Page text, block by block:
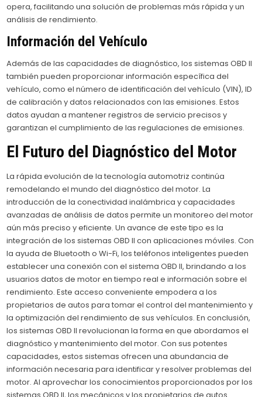
opera, facilitando una solución de problemas más rápida y un
análisis de rendimiento.
Información del Vehículo
Además de las capacidades de diagnóstico, los sistemas OBD II
también pueden proporcionar información específica del
vehículo, como el número de identificación del vehículo (VIN), ID
de calibración y datos relacionados con las emisiones. Estos
datos ayudan a mantener registros de servicio precisos y
garantizan el cumplimiento de las regulaciones de emisiones.
El Futuro del Diagnóstico del Motor
La rápida evolución de la tecnología automotriz continúa
remodelando el mundo del diagnóstico del motor. La
introducción de la conectividad inalámbrica y capacidades
avanzadas de análisis de datos permite un monitoreo del motor
aún más preciso y eficiente. Un avance de este tipo es la
integración de los sistemas OBD II con aplicaciones móviles. Con
la ayuda de Bluetooth o Wi-Fi, los teléfonos inteligentes pueden
establecer una conexión con el sistema OBD II, brindando a los
usuarios datos de motor en tiempo real e información sobre el
rendimiento. Este acceso conveniente empodera a los
propietarios de autos para tomar el control del mantenimiento y
la optimización del rendimiento de sus vehículos. En conclusión,
los sistemas OBD II revolucionan la forma en que abordamos el
diagnóstico y mantenimiento del motor. Con sus potentes
capacidades, estos sistemas ofrecen una abundancia de
información necesaria para identificar y resolver problemas del
motor. Al aprovechar los conocimientos proporcionados por los